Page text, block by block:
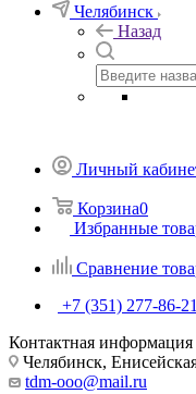
Челябинск
Назад
Личный
Корзина0
Избранные
Сравнение
+7 (351) 277-86-21
Контактная информация
Челябинск,
tdm-ooo@mail.ru